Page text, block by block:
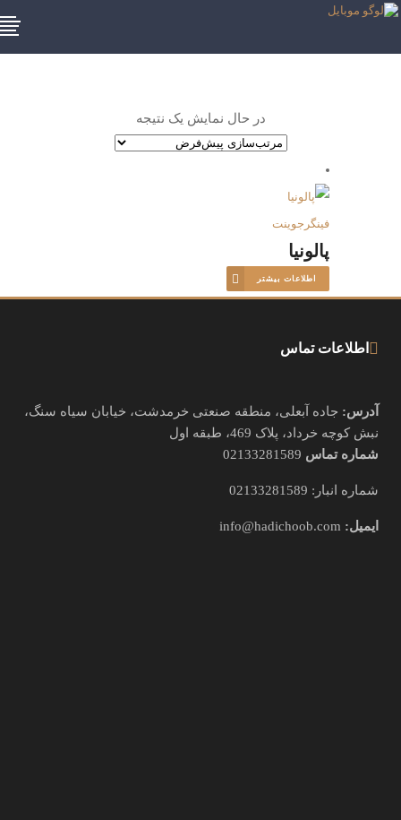
در حال نمایش یک نتیجه
فینگرجوینت
پالونیا
اطلاعات بیشتر
اطلاعات تماس
آدرس: جاده آبعلی، منطقه صنعتی خرمدشت، خیابان سیاه سنگ،
نبش کوچه خرداد، پلاک 469، طبقه اول
شماره تماس 02133281589
شماره انبار: 02133281589
ایمیل: